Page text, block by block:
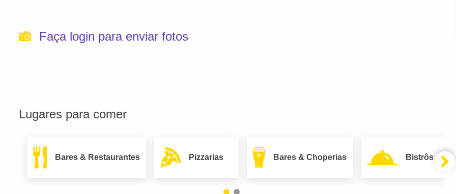
Faça login para enviar fotos
Lugares para comer
Bares & Restaurantes Pizzarias Bares & Choperias Bistrôs